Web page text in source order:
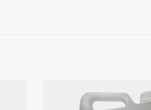
vaporisateur)